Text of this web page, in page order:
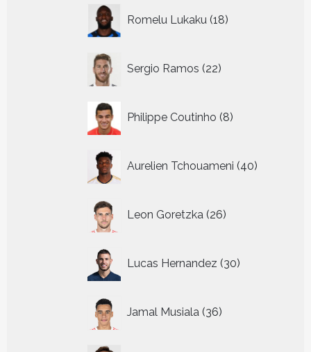
Romelu Lukaku 18
producten
Sergio Ramos 22
producten
Philippe Coutinho 8
producten
Aurelien Tchouameni 40
producten
Leon Goretzka 26
producten
Lucas Hernandez 30
producten
Jamal Musiala 36
producten